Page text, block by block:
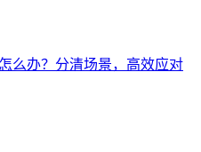
么办？分清场景，高效应对